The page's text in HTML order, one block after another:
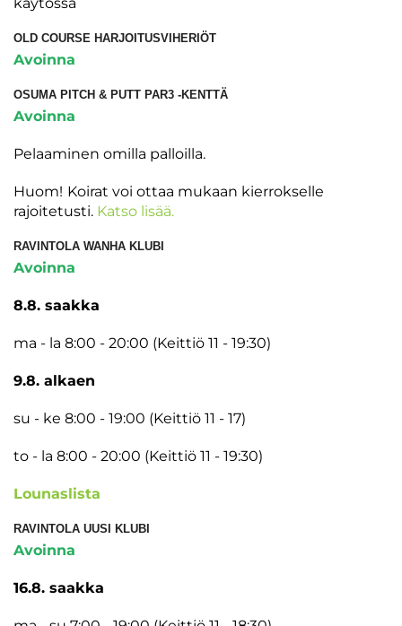
OLD COURSE HARJOITUSVIHERIÖT
Avoinna
OSUMA PITCH & PUTT PAR3 -KENTTÄ ​​​​​​​
Avoinna
Pelaaminen omilla palloilla.
Huom! Koirat voi ottaa mukaan kierrokselle
rajoitetusti. Katso lisää.
RAVINTOLA WANHA KLUBI
Avoinna
8.8. saakka
ma - la 8:00 - 20:00 (Keittiö 11 - 19:30)
9.8. alkaen
su - ke 8:00 - 19:00 (Keittiö 11 - 17)
to - la 8:00 - 20:00 (Keittiö 11 - 19:30)
Lounaslista
RAVINTOLA UUSI KLUBI
Avoinna
16.8. saakka